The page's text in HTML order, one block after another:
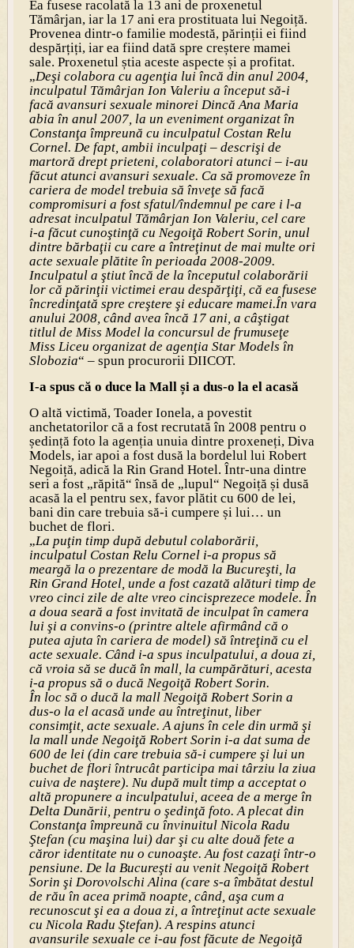
Ea fusese racolată la 13 ani de proxenetul
Tămârjan, iar la 17 ani era prostituata lui Negoiță.
Provenea dintr-o familie modestă, părinții ei fiind
despărțiți, iar ea fiind dată spre creștere mamei
sale. Proxenetul știa aceste aspecte și a profitat.
„Deşi colabora cu agenţia lui încă din anul 2004,
inculpatul Tămârjan Ion Valeriu a început să-i
facă avansuri sexuale minorei Dincă Ana Maria
abia în anul 2007, la un eveniment organizat în
Constanţa împreună cu inculpatul Costan Relu
Cornel. De fapt, ambii inculpaţi – descrişi de
martoră drept prieteni, colaboratori atunci – i-au
făcut atunci avansuri sexuale. Ca să promoveze în
cariera de model trebuia să înveţe să facă
compromisuri a fost sfatul/îndemnul pe care i l-a
adresat inculpatul Tămârjan Ion Valeriu, cel care
i-a făcut cunoştinţă cu Negoiţă Robert Sorin, unul
dintre bărbaţii cu care a întreţinut de mai multe ori
acte sexuale plătite în perioada 2008-2009.
Inculpatul a ştiut încă de la începutul colaborării
lor că părinţii victimei erau despărţiţi, că ea fusese
încredinţată spre creştere şi educare mamei.În vara
anului 2008, când avea încă 17 ani, a câştigat
titlul de Miss Model la concursul de frumuseţe
Miss Liceu organizat de agenţia Star Models în
Slobozia“ – spun procurorii DIICOT.
I-a spus că o duce la Mall și a dus-o la el acasă
O altă victimă, Toader Ionela, a povestit
anchetatorilor că a fost recrutată în 2008 pentru o
ședință foto la agenția unuia dintre proxeneți, Diva
Models, iar apoi a fost dusă la bordelul lui Robert
Negoiță, adică la Rin Grand Hotel. Într-una dintre
seri a fost „răpită“ însă de „lupul“ Negoiță și dusă
acasă la el pentru sex, favor plătit cu 600 de lei,
bani din care trebuia să-i cumpere și lui… un
buchet de flori.
„La puţin timp după debutul colaborării,
inculpatul Costan Relu Cornel i-a propus să
meargă la o prezentare de modă la Bucureşti, la
Rin Grand Hotel, unde a fost cazată alături timp de
vreo cinci zile de alte vreo cincisprezece modele. În
a doua seară a fost invitată de inculpat în camera
lui şi a convins-o (printre altele afirmând că o
putea ajuta în cariera de model) să întreţină cu el
acte sexuale. Când i-a spus inculpatului, a doua zi,
că vroia să se ducă în mall, la cumpărături, acesta
i-a propus să o ducă Negoiţă Robert Sorin.
În loc să o ducă la mall Negoiţă Robert Sorin a
dus-o la el acasă unde au întreţinut, liber
consimţit, acte sexuale. A ajuns în cele din urmă şi
la mall unde Negoiţă Robert Sorin i-a dat suma de
600 de lei (din care trebuia să-i cumpere şi lui un
buchet de flori întrucât participa mai târziu la ziua
cuiva de naştere). Nu după mult timp a acceptat o
altă propunere a inculpatului, aceea de a merge în
Delta Dunării, pentru o şedinţă foto. A plecat din
Constanţa împreună cu învinuitul Nicola Radu
Ştefan (cu maşina lui) dar şi cu alte două fete a
căror identitate nu o cunoaşte. Au fost cazaţi într-o
pensiune. De la Bucureşti au venit Negoiţă Robert
Sorin şi Dorovolschi Alina (care s-a îmbătat destul
de rău în acea primă noapte, când, aşa cum a
recunoscut şi ea a doua zi, a întreţinut acte sexuale
cu Nicola Radu Ştefan). A respins atunci
avansurile sexuale ce i-au fost făcute de Negoiţă